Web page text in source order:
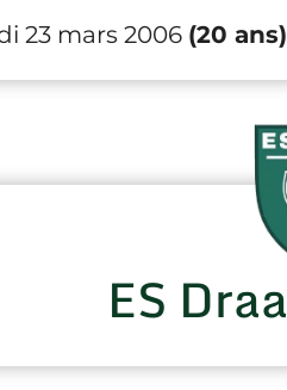
23 mars 2006 (20 ans)
ES